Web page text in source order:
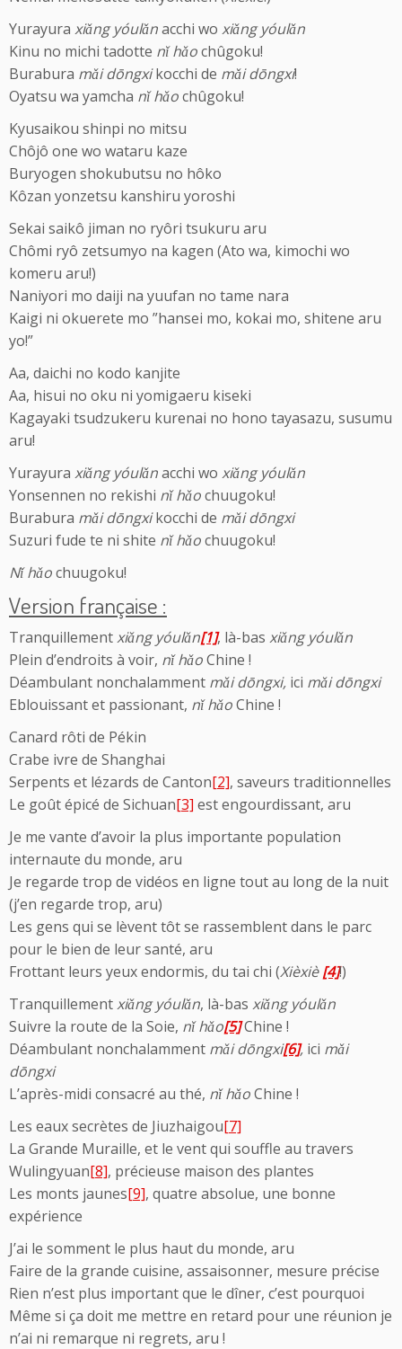
Yurayura xiǎng yóulǎnacchi wo xiǎng yóulǎn
Kinu no michi tadotte nǐ hǎochûgoku!
Burabura mǎi dōngxikocchi de mǎi dōngxi!
Oyatsu wa yamcha nǐ hǎochûgoku!
Kyusaikou shinpi no mitsu
Chôjô one wo wataru kaze
Buryogen shokubutsu no hôko
Kôzan yonzetsu kanshiru yoroshi
Sekai saikô jiman no ryôri tsukuru aru
Chômi ryô zetsumyo na kagen (Ato wa, kimochi wo
komeru aru!)
Naniyori mo daiji na yuufan no tame nara
Kaigi ni okuerete mo ”hansei mo, kokai mo, shitene aru
yo!”
Aa, daichi no kodo kanjite
Aa, hisui no oku ni yomigaeru kiseki
Kagayaki tsudzukeru kurenai no hono tayasazu, susumu
aru!
Yurayura xiǎng yóulǎnacchi wo xiǎng yóulǎn
Yonsennen no rekishi nǐ hǎochuugoku!
Burabura mǎi dōngxikocchi de mǎi dōngxi
Suzuri fude te ni shite nǐ hǎochuugoku!
Nǐ hǎochuugoku!
Version française :
Tranquillementxiǎng yóulǎn[1], là-bas xiǎng yóulǎn
Plein d’endroits à voir, nǐ hǎoChine !
Déambulant nonchalamment mǎi dōngxi, ici mǎi dōngxi
Eblouissant et passionant, nǐ hǎoChine !
Canard rôti de Pékin
Crabe ivre de Shanghai
Serpents et lézards de Canton[2], saveurs traditionnelles
Le goût épicé de Sichuan[3] est engourdissant, aru
Je me vante d’avoir la plus importante population
internaute du monde, aru
Je regarde trop de vidéos en ligne tout au long de la nuit
(j’en regarde trop, aru)
Les gens qui se lèvent tôt se rassemblent dans le parc
pour le bien de leur santé, aru
Frottant leurs yeux endormis, du tai chi (Xièxiè[4]!)
Tranquillementxiǎng yóulǎn, là-bas xiǎng yóulǎn
Suivre la route de la Soie, nǐ hǎo[5]Chine !
Déambulant nonchalamment mǎi dōngxi[6], ici mǎi
dōngxi
L’après-midi consacré au thé, nǐ hǎoChine !
Les eaux secrètes de Jiuzhaigou[7]
La Grande Muraille, et le vent qui souffle au travers
Wulingyuan[8], précieuse maison des plantes
Les monts jaunes[9], quatre absolue, une bonne
expérience
J’ai le somment le plus haut du monde, aru
Faire de la grande cuisine, assaisonner, mesure précise
Rien n’est plus important que le dîner, c’est pourquoi
Même si ça doit me mettre en retard pour une réunion je
n’ai ni remarque ni regrets, aru !